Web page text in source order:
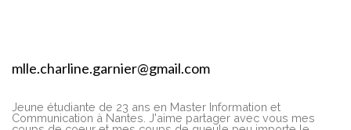
mlle.charline.garnier@gmail.com
Jeune étudiante de 23 ans en Master Information et
Communication à Nantes. J'aime partager avec vous mes